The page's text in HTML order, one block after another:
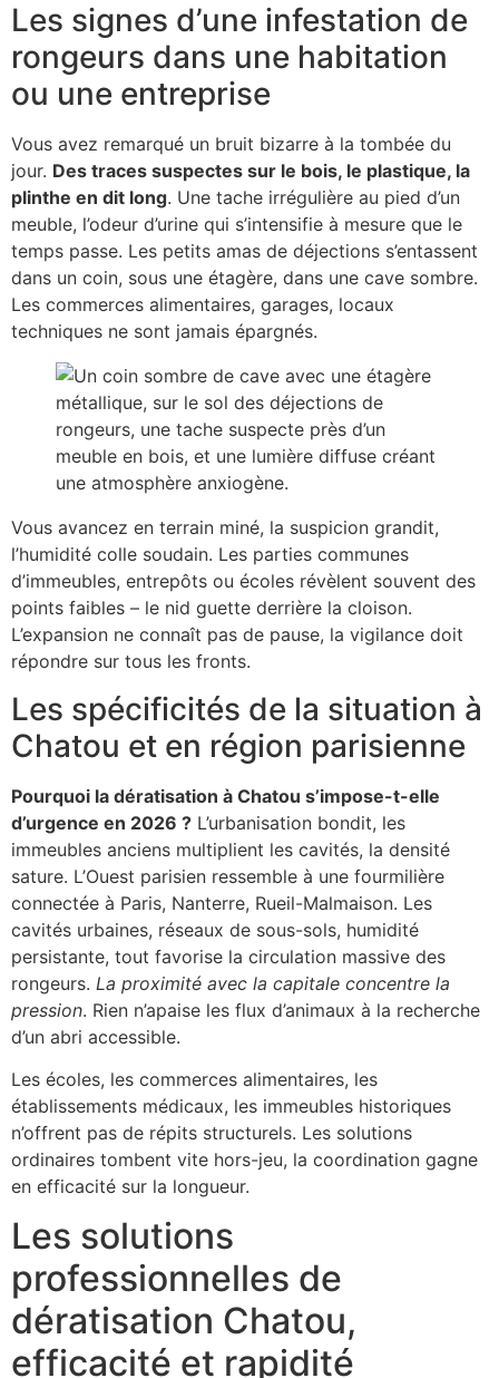
Les signes d’une infestation de
rongeurs dans une habitation
ou une entreprise
Vous avez remarqué un bruit bizarre à la tombée du
jour. Des traces suspectes sur le bois, le plastique, la
plinthe en dit long. Une tache irrégulière au pied d’un
meuble, l’odeur d’urine qui s’intensifie à mesure que le
temps passe. Les petits amas de déjections s’entassent
dans un coin, sous une étagère, dans une cave sombre.
Les commerces alimentaires, garages, locaux
techniques ne sont jamais épargnés.
Vous avancez en terrain miné, la suspicion grandit,
l’humidité colle soudain. Les parties communes
d’immeubles, entrepôts ou écoles révèlent souvent des
points faibles – le nid guette derrière la cloison.
L’expansion ne connaît pas de pause, la vigilance doit
répondre sur tous les fronts.
Les spécificités de la situation à
Chatou et en région parisienne
Pourquoi la dératisation à Chatou s’impose-t-elle
d’urgence en 2026 ? L’urbanisation bondit, les
immeubles anciens multiplient les cavités, la densité
sature. L’Ouest parisien ressemble à une fourmilière
connectée à Paris, Nanterre, Rueil-Malmaison. Les
cavités urbaines, réseaux de sous-sols, humidité
persistante, tout favorise la circulation massive des
rongeurs. La proximité avec la capitale concentre la
pression. Rien n’apaise les flux d’animaux à la recherche
d’un abri accessible.
Les écoles, les commerces alimentaires, les
établissements médicaux, les immeubles historiques
n’offrent pas de répits structurels. Les solutions
ordinaires tombent vite hors-jeu, la coordination gagne
en efficacité sur la longueur.
Les solutions
professionnelles de
dératisation Chatou,
efficacité et rapidité